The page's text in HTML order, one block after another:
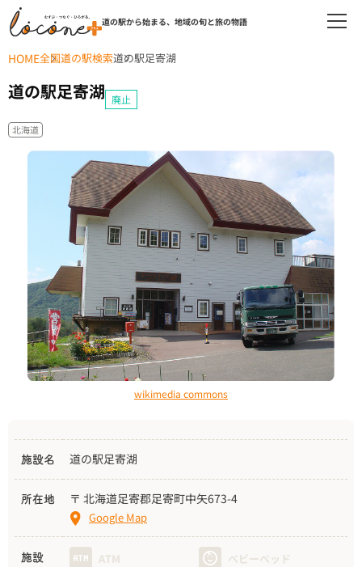
道の駅から始まる、地域の旬と旅の物語
HOME全国道の駅検索道の駅足寄湖
道の駅足寄湖 廃止
北海道
wikimedia commons
施設名 道の駅足寄湖
所在地 〒 北海道足寄郡足寄町中矢673-4
Google Map
施設 ATM
ベビーベッド